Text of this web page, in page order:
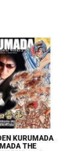
KURUMADA
THE